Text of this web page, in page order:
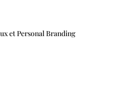
et Personal Branding